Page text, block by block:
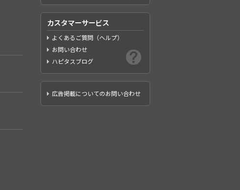
カスタマーサービス
よくあるご質問（ヘルプ）
お問い合わせ
ハピタスブログ
広告掲載についてのお問い合わせ